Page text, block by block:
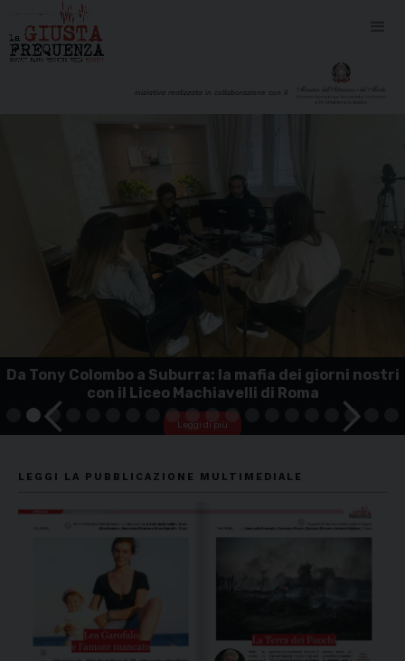
iniziativa realizzata in collaborazione con il
Da Tony Colombo a Suburra: la mafia dei giorni nostri
con il Liceo Machiavelli di Roma
Leggi di più
LEGGI LA PUBBLICAZIONE MULTIMEDIALE